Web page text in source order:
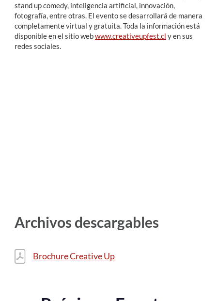
stand up comedy, inteligencia artificial, innovación,
fotografía, entre otras. El evento se desarrollará de manera
completamente virtual y gratuita. Toda la información está
disponible en el sitio webwww.creativeupfest.cl y en sus
redes sociales.
Archivos descargables
Brochure Creative Up